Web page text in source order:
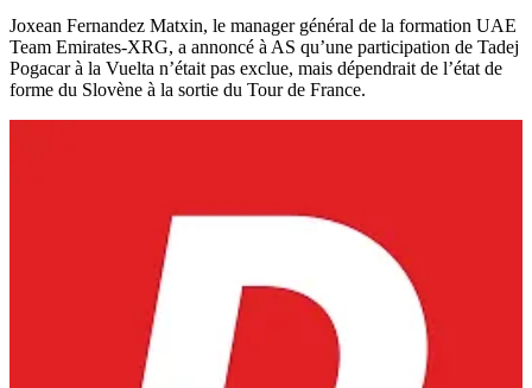
Joxean Fernandez Matxin, le manager général de la formation UAE
Team Emirates-XRG, a annoncé à AS qu’une participation de Tadej
Pogacar à la Vuelta n’était pas exclue, mais dépendrait de l’état de
forme du Slovène à la sortie du Tour de France.